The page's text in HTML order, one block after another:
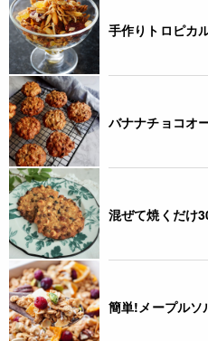
手作りトロピカ
バナナチョコオ
混ぜて焼くだけ
簡単!メープルソ